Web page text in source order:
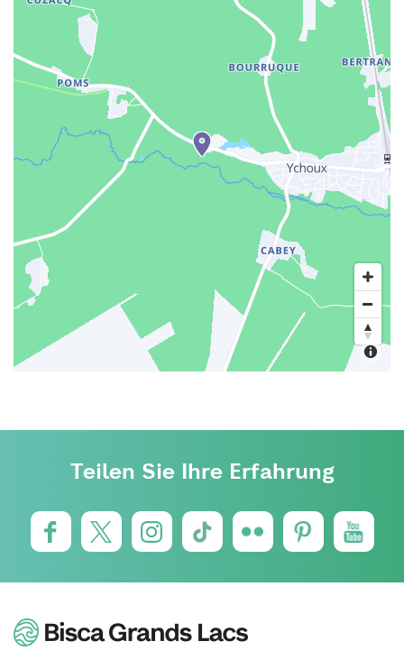
Teilen Sie Ihre Erfahrung